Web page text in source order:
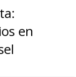
en